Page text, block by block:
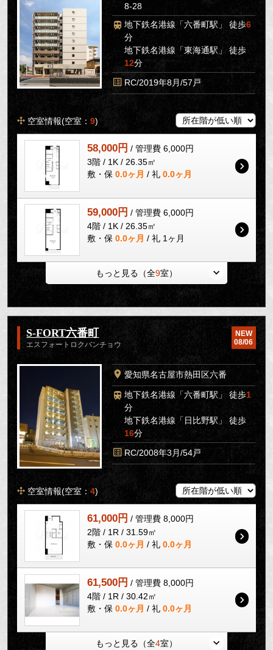
8-28
地下鉄名港線「六番町駅」 徒歩6
分
地下鉄名港線「東海通駅」 徒歩
12分
RC/2019年8月/57戸
空室情報(空室：9)
58,000円 / 管理費 6,000円
3階 / 1K / 26.35㎡
敷・保 0.0ヶ月 / 礼 0.0ヶ月
59,000円 / 管理費 6,000円
4階 / 1K / 26.35㎡
敷・保 0.0ヶ月 / 礼 1ヶ月
もっと見る（全9室）
S-FORT六番町
エスフォートロクバンチョウ
NEW
08/06
愛知県名古屋市熱田区六番
地下鉄名港線「六番町駅」 徒歩1
分
地下鉄名港線「日比野駅」 徒歩
16分
RC/2008年3月/54戸
空室情報(空室：4)
61,000円 / 管理費 8,000円
2階 / 1R / 31.59㎡
敷・保 0.0ヶ月 / 礼 0.0ヶ月
61,500円 / 管理費 8,000円
4階 / 1R / 30.42㎡
敷・保 0.0ヶ月 / 礼 0.0ヶ月
もっと見る（全4室）